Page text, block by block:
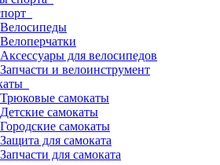
Велосипеды
Велоперчатки
Аксессуары для велосипедов
Запчасти и велоинструмент
Трюковые самокаты
Детские самокаты
Городские самокаты
Защита для самоката
Запчасти для самоката